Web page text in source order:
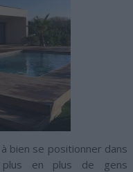
bien se positionner dans
plus en plus de gens